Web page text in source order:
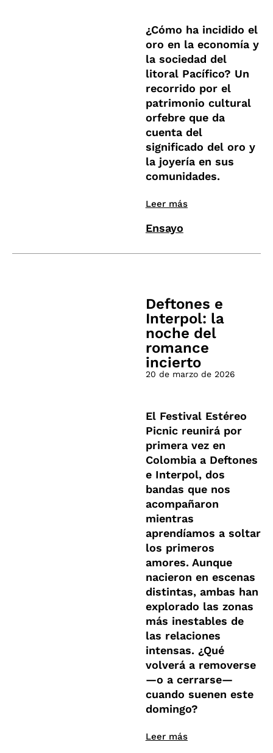
¿Cómo ha incidido el
oro en la economía y
la sociedad del
litoral Pacífico? Un
recorrido por el
patrimonio cultural
orfebre que da
cuenta del
significado del oro y
la joyería en sus
comunidades.
Leer más
Ensayo
Deftones e
Interpol: la
noche del
romance
incierto
20 de marzo de 2026
El Festival Estéreo
Picnic reunirá por
primera vez en
Colombia a Deftones
e Interpol, dos
bandas que nos
acompañaron
mientras
aprendíamos a soltar
los primeros
amores. Aunque
nacieron en escenas
distintas, ambas han
explorado las zonas
más inestables de
las relaciones
intensas. ¿Qué
volverá a removerse
—o a cerrarse—
cuando suenen este
domingo?
Leer más